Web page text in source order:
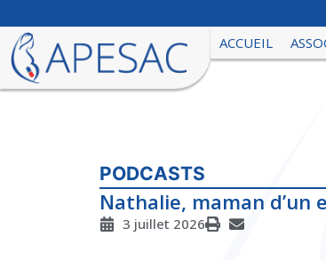
ACCUEIL
PODCASTS
Nathalie, maman d’un
3 juillet 2026